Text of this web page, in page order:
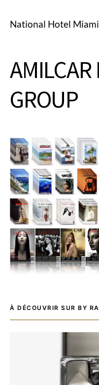
National Hotel
GROUP
À DÉCOUVRIR SUR BY